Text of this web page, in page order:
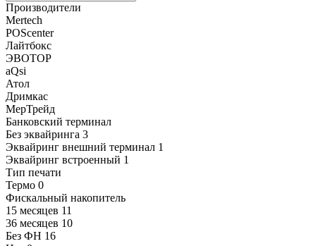
Производители
Mertech
POScenter
Лайтбокс
ЭВОТОР
aQsi
Атол
Дримкас
МерТрейд
Банковский терминал
Без эквайринга 3
Эквайринг внешний терминал 1
Эквайринг встроенный 1
Тип печати
Термо 0
Фискальный накопитель
15 месяцев 11
36 месяцев 10
Без ФН 16